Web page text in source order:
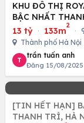
KHU ĐÔ THỊ
BẬC NHẤT
13 tỷ · 133m
2
·
Thành phố Hà Nội
T
trần tuấn anh
Đăng 15/08/2025
[TIN HẾT HẠN]
THANH TRÌ, HÀ